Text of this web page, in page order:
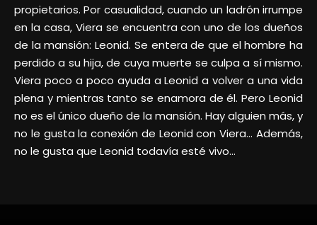
propietarios. Por casualidad, cuando un ladrón irrumpe
en la casa, Viera se encuentra con uno de los dueños
de la mansión: Leonid. Se entera de que el hombre ha
perdido a su hija, de cuya muerte se culpa a sí mismo.
Viera poco a poco ayuda a Leonid a volver a una vida
plena y mientras tanto se enamora de él. Pero Leonid
no es el único dueño de la mansión. Hay alguien más, y
no le gusta la conexión de Leonid con Viera… Además,
no le gusta que Leonid todavía esté vivo…